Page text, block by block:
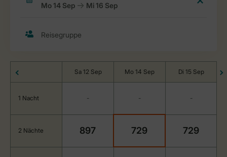
Sa 12 Sep Mo 14 Sep Di 15 Sep
1 Nacht - - -
2 Nächte 897 729 729